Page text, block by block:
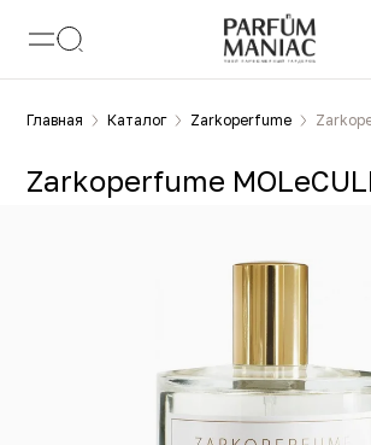
Главная Каталог Zarkoperfume
Zarkoperfume